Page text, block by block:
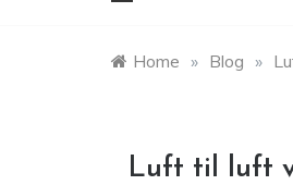
Home » Blog »
Luft til luft